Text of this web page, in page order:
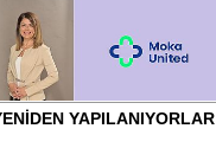
YAPILANIYORLAR